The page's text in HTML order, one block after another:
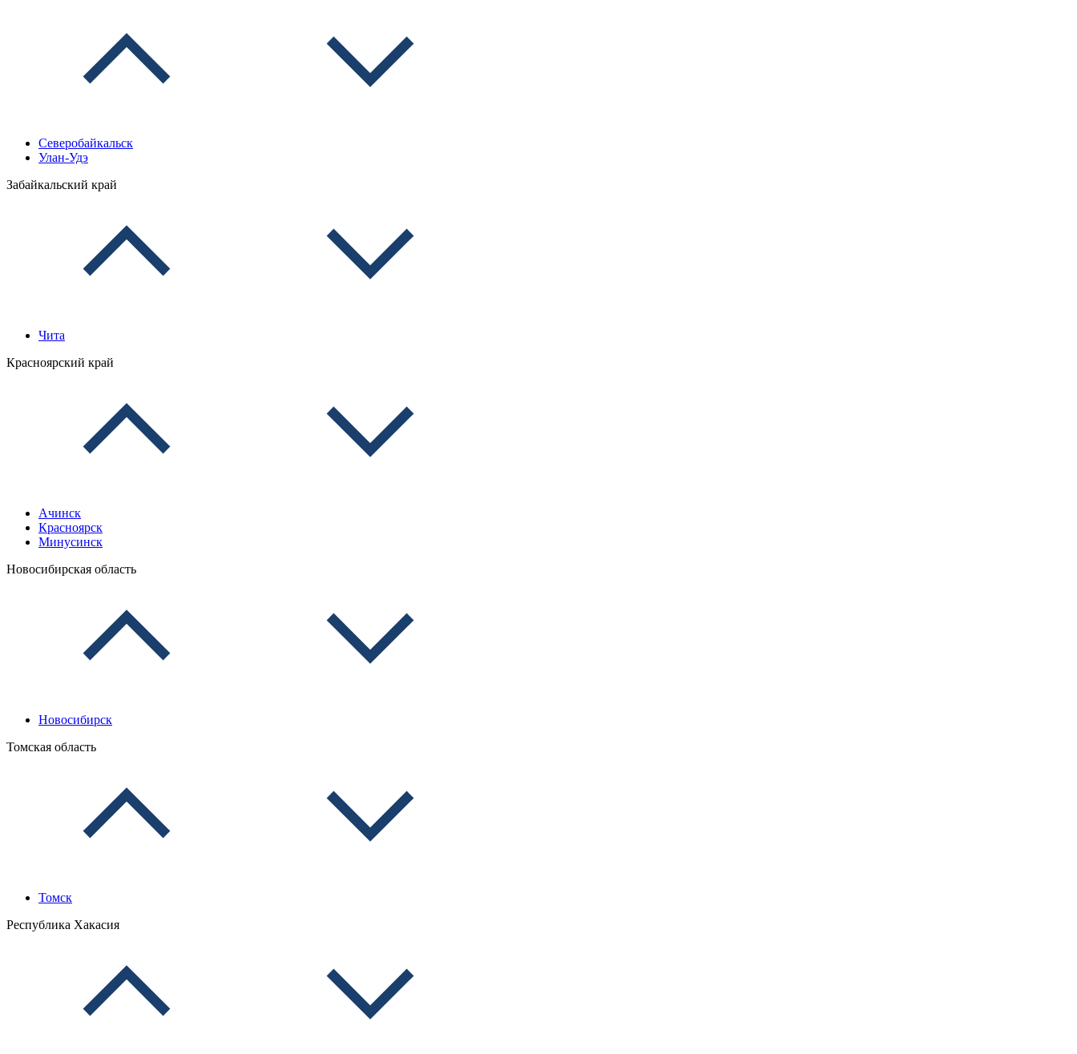
Северобайкальск
Улан-Удэ
Забайкальский край
Чита
Красноярский край
Ачинск
Красноярск
Минусинск
Новосибирская область
Новосибирск
Томская область
Томск
Республика Хакасия